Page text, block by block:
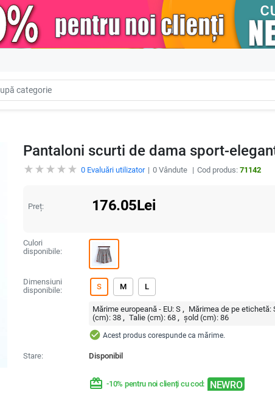
Pantaloni scurti de dama sport-
0Evaluări utilizator 0Vândute Cod produs: 71142
Preț: 176.05Lei
Culori
disponibile:
Dimensiuni
disponibile:
S M L
Mărime europeană - EU: S Mărimea de pe etichetă:
(cm): 38 Talie (cm): 68 șold (cm): 86
check_circle Acest produs corespunde ca mărime.
Stare: Disponibil
redeem -10% pentru noi clienți cu cod: NEWRO